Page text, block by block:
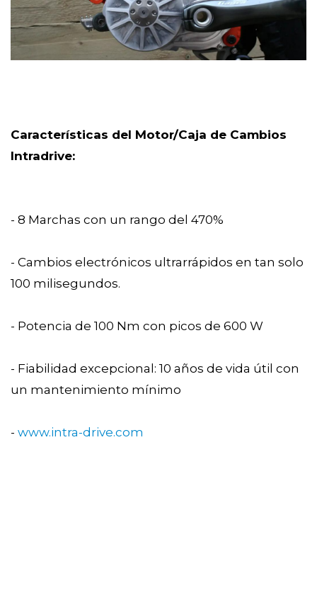
Características del Motor/Caja de Cambios
Intradrive:
- 8 Marchas con un rango del 470%
- Cambios electrónicos ultrarrápidos en tan solo
100 milisegundos.
- Potencia de 100 Nm con picos de 600 W
- Fiabilidad excepcional: 10 años de vida útil con
un mantenimiento mínimo
- www.intra-drive.com